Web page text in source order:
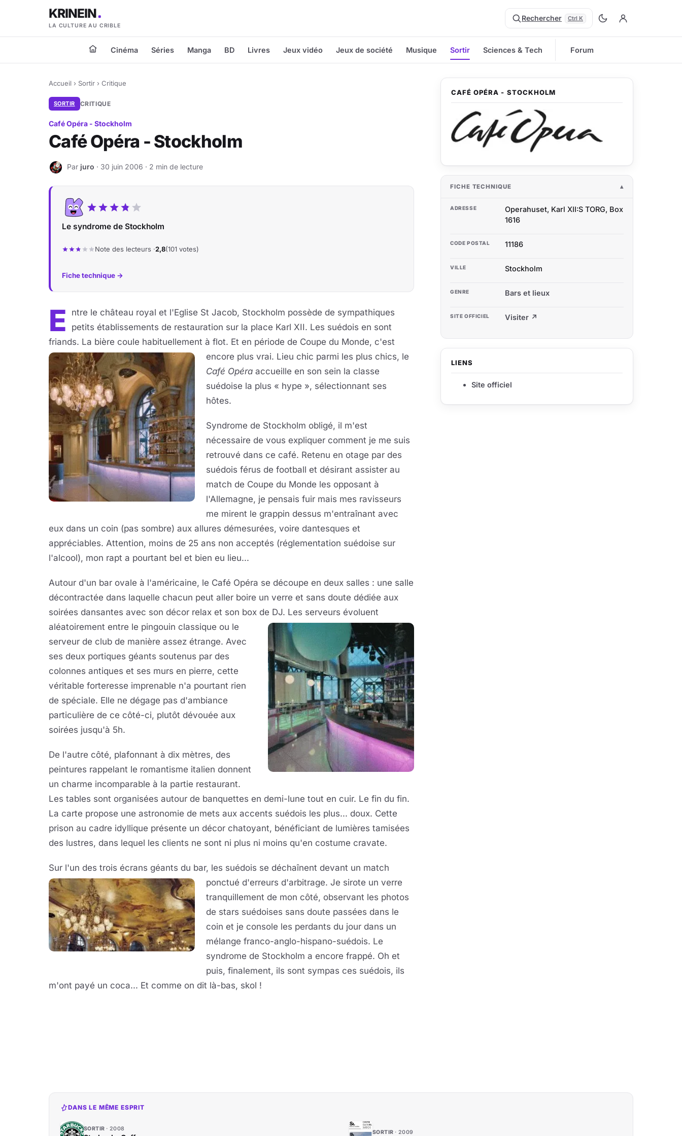
KRINEIN
LA CULTURE AU CRIBLE
Rechercher Ctrl K
Cinéma Séries Manga BD Livres Jeux vidéo Jeux de société Musique Sortir Sciences & Tech Forum
Accueil › Sortir › Critique
SORTIR CRITIQUE
Café Opéra - Stockholm
Café Opéra - Stockholm
J Par juro · 30 juin 2006 · 2 min de lecture
Le syndrome de Stockholm
Note des lecteurs ·2,8(101 votes)
Fiche technique →
E
ntre le château royal et l'Eglise St Jacob, Stockholm possède de sympathiques
petits établissements de restauration sur la place Karl XII. Les suédois en sont
friands. La bière coule habituellement à flot. Et en période de Coupe du Monde, c'est
encore plus vrai. Lieu chic parmi les plus chics, le
Café Opéra accueille en son sein la classe
suédoise la plus « hype », sélectionnant ses
hôtes.
Syndrome de Stockholm obligé, il m'est
nécessaire de vous expliquer comment je me suis
retrouvé dans ce café. Retenu en otage par des
suédois férus de football et désirant assister au
match de Coupe du Monde les opposant à
l'Allemagne, je pensais fuir mais mes ravisseurs
me mirent le grappin dessus m'entraînant avec
eux dans un coin (pas sombre) aux allures démesurées, voire dantesques et
appréciables. Attention, moins de 25 ans non acceptés (réglementation suédoise sur
l'alcool), mon rapt a pourtant bel et bien eu lieu...
Autour d'un bar ovale à l'américaine, le Café Opéra se découpe en deux salles : une salle
décontractée dans laquelle chacun peut aller boire un verre et sans doute dédiée aux
soirées dansantes avec son décor relax et son box de DJ. Les serveurs évoluent
aléatoirement entre le pingouin classique ou le
serveur de club de manière assez étrange. Avec
ses deux portiques géants soutenus par des
colonnes antiques et ses murs en pierre, cette
véritable forteresse imprenable n'a pourtant rien
de spéciale. Elle ne dégage pas d'ambiance
particulière de ce côté-ci, plutôt dévouée aux
soirées jusqu'à 5h.
De l'autre côté, plafonnant à dix mètres, des
peintures rappelant le romantisme italien donnent
un charme incomparable à la partie restaurant.
Les tables sont organisées autour de banquettes en demi-lune tout en cuir. Le fin du fin.
La carte propose une astronomie de mets aux accents suédois les plus... doux. Cette
prison au cadre idyllique présente un décor chatoyant, bénéficiant de lumières tamisées
des lustres, dans lequel les clients ne sont ni plus ni moins qu'en costume cravate.
Sur l'un des trois écrans géants du bar, les suédois se déchaînent devant un match
ponctué d'erreurs d'arbitrage. Je sirote un verre
tranquillement de mon côté, observant les photos
de stars suédoises sans doute passées dans le
coin et je console les perdants du jour dans un
mélange franco-anglo-hispano-suédois. Le
syndrome de Stockholm a encore frappé. Oh et
puis, finalement, ils sont sympas ces suédois, ils
m'ont payé un coca... Et comme on dit là-bas, skol !
CAFÉ OPÉRA - STOCKHOLM
FICHE TECHNIQUE
ADRESSE
Operahuset, Karl XII:S TORG, Box
1616
CODE POSTAL 11186
VILLE Stockholm
GENRE Bars et lieux
SITE OFFICIEL Visiter ↗
LIENS
Site officiel
DANS LE MÊME ESPRIT
SORTIR 2008 SORTIR 2009